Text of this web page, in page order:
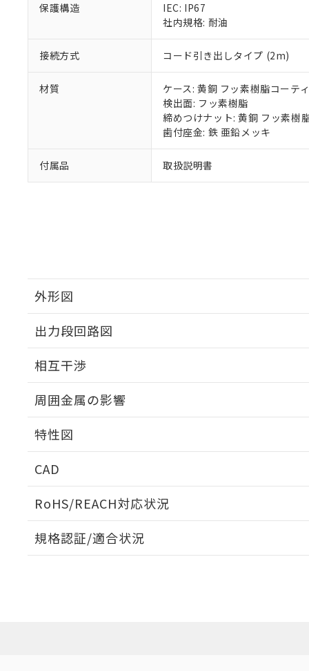
保護構造
IEC: IP67
社内規格: 耐油
接続方式 コード引き出しタイプ (2m)
材質
ケース: 黄銅 フッ素樹脂コーテ
検出面: フッ素樹脂
締めつけナット: 黄銅 フッ素樹
歯付座金: 鉄 亜鉛メッキ
付属品 取扱説明書
外形図
出力段回路図
相互干渉
A: 30mm以上、B: 20mm以上
周囲金属の影響
特性図
CAD
RoHS/REACH対応状況
EU RoHS 注意事項・凡例
規格認証/適合状況